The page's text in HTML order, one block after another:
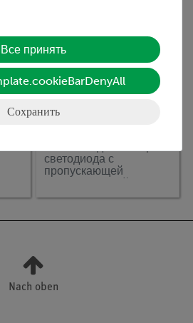
светодиода с
пропускающей
дифракционной
решёткой?
Nach oben
Все принять
Сохранить